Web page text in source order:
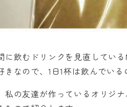
に飲むドリンクを見直している
きなので、1日1杯は飲んでい
私の友達が作っているオリジ